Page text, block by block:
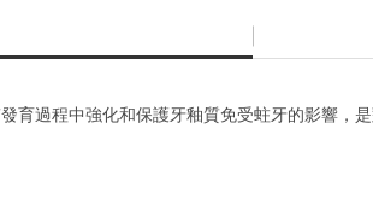
育過程中強化和保護牙釉質免受蛀牙的影響，